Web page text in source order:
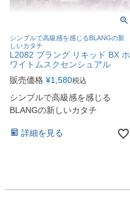
シンプルで高級感を感じるBLANGの新
しいカタチ
L2082 ブラング リキッド BX ホ
ワイトムスクセンシュアル
販売価格 ¥1,580税込
シンプルで高級感を感じる
BLANGの新しいカタチ
詳細を見る